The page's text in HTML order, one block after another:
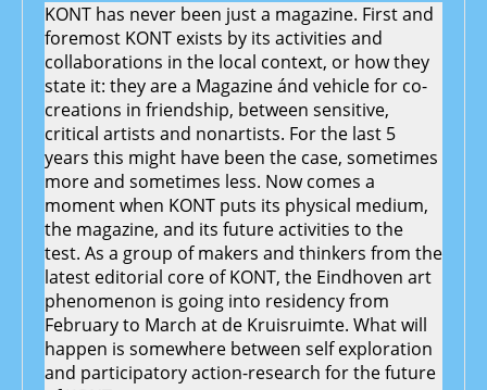
KONT has never been just a magazine. First and
foremost KONT exists by its activities and
collaborations in the local context, or how they
state it: they are a Magazine ánd vehicle for co-
creations in friendship, between sensitive,
critical artists and nonartists. For the last 5
years this might have been the case, sometimes
more and sometimes less. Now comes a
moment when KONT puts its physical medium,
the magazine, and its future activities to the
test. As a group of makers and thinkers from the
latest editorial core of KONT, the Eindhoven art
phenomenon is going into residency from
February to March at de Kruisruimte. What will
happen is somewhere between self exploration
and participatory action-research for the future